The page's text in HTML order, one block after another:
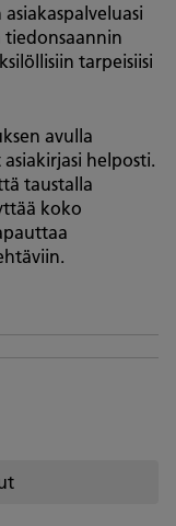
tarpeisiisi
avulla
helposti.
taustalla
koko